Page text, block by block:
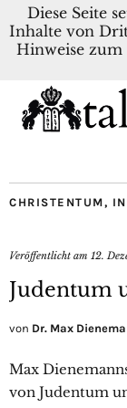
KONTAKT
CHRISTENTUM,
Veröffentlicht am 12.
Judentum
von Dr. Max
Max
von Judentum
Diese Seite
Inhalte von
Hinweise zum